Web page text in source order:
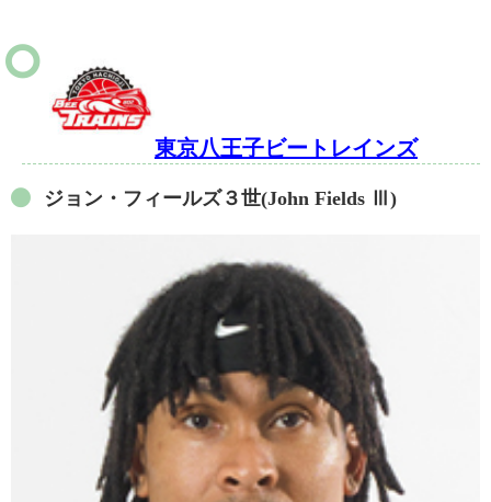
東京八王子ビートレインズ
ジョン・フィールズ３世(John Fields Ⅲ)